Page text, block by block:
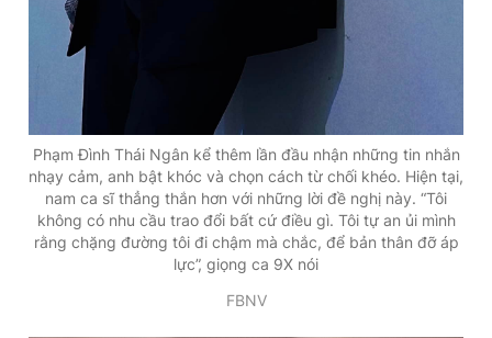
Phạm Đình Thái Ngân kể thêm lần đầu nhận những tin nhắn
nhạy cảm, anh bật khóc và chọn cách từ chối khéo. Hiện tại,
nam ca sĩ thẳng thắn hơn với những lời đề nghị này. “Tôi
không có nhu cầu trao đổi bất cứ điều gì. Tôi tự an ủi mình
rằng chặng đường tôi đi chậm mà chắc, để bản thân đỡ áp
lực”, giọng ca 9X nói
FBNV